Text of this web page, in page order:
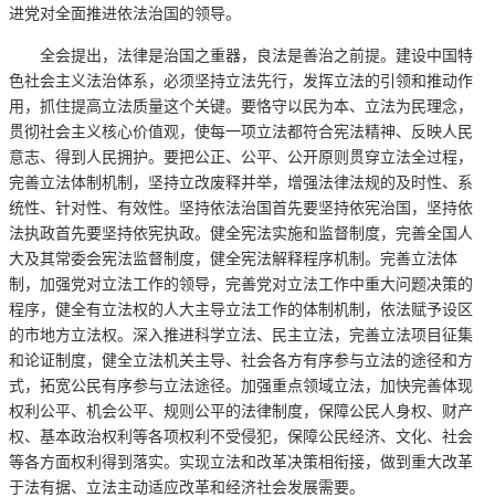
进党对全面推进依法治国的领导。
全会提出，法律是治国之重器，良法是善治之前提。建设中国特
色社会主义法治体系，必须坚持立法先行，发挥立法的引领和推动作
用，抓住提高立法质量这个关键。要恪守以民为本、立法为民理念，
贯彻社会主义核心价值观，使每一项立法都符合宪法精神、反映人民
意志、得到人民拥护。要把公正、公平、公开原则贯穿立法全过程，
完善立法体制机制，坚持立改废释并举，增强法律法规的及时性、系
统性、针对性、有效性。坚持依法治国首先要坚持依宪治国，坚持依
法执政首先要坚持依宪执政。健全宪法实施和监督制度，完善全国人
大及其常委会宪法监督制度，健全宪法解释程序机制。完善立法体
制，加强党对立法工作的领导，完善党对立法工作中重大问题决策的
程序，健全有立法权的人大主导立法工作的体制机制，依法赋予设区
的市地方立法权。深入推进科学立法、民主立法，完善立法项目征集
和论证制度，健全立法机关主导、社会各方有序参与立法的途径和方
式，拓宽公民有序参与立法途径。加强重点领域立法，加快完善体现
权利公平、机会公平、规则公平的法律制度，保障公民人身权、财产
权、基本政治权利等各项权利不受侵犯，保障公民经济、文化、社会
等各方面权利得到落实。实现立法和改革决策相衔接，做到重大改革
于法有据、立法主动适应改革和经济社会发展需要。